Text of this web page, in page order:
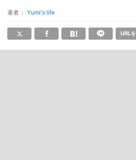
著者： Yumi's life
URL